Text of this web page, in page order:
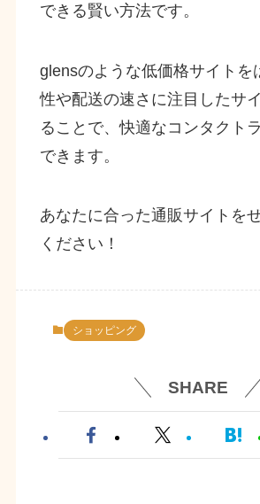
できる賢い方法です。
glensのような低価格サイトを
性や配送の速さに注目したサ
ることで、快適なコンタクト
できます。
あなたに合った通販サイトを
ください！
ショッピング
SHARE